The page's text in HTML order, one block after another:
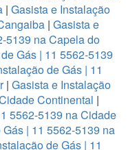
| Gasista e Instalação
| Gasista e
5139 na Capela do
Gás | 11 5562-5139
de Gás | 11
| Gasista e Instalação
Continental |
5562-5139 na Cidade
| 11 5562-5139 na
de Gás | 11